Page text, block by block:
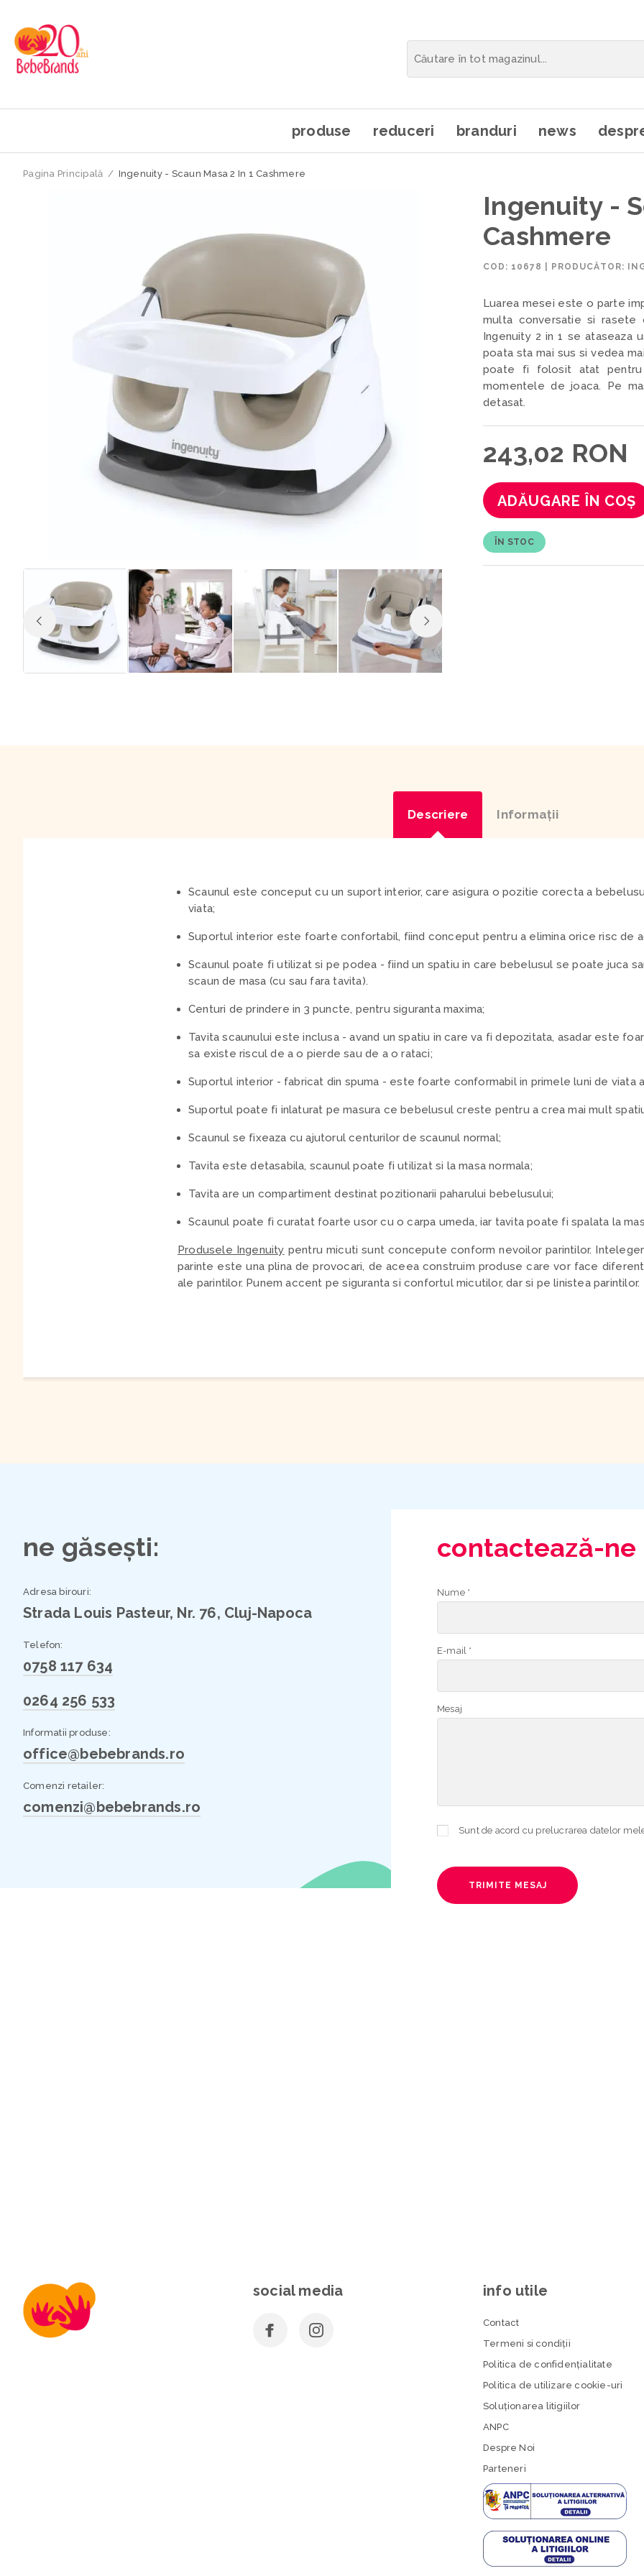
produse reduceri branduri news
Pagina Principală / Ingenuity - Scaun Masa 2 In 1 Cashmere
Ingenuity -
Cashmere
COD: 10678 PRODUCĂTOR:
Luarea mesei este o parte
multa conversatie si rasete
Ingenuity 2 in 1 se ataseaza
poata sta mai sus si vedea
poate fi folosit atat
momentele de joaca. Pe
detasat.
243,02 RON
ADĂUGARE ÎN COȘ
ÎN STOC
Descriere Informaţii
Scaunul este conceput cu un suport interior, care asigura o pozitie corecta a
viata;
Suportul interior este foarte confortabil, fiind conceput pentru a elimina orice risc de
Scaunul poate fi utilizat si pe podea - fiind un spatiu in care bebelusul se poate juca
scaun de masa (cu sau fara tavita).
Centuri de prindere in 3 puncte, pentru siguranta maxima;
Tavita scaunului este inclusa - avand un spatiu in care va fi depozitata, asadar este
sa existe riscul de a o pierde sau de a o rataci;
Suportul interior - fabricat din spuma - este foarte conformabil in primele luni de viata
Suportul poate fi inlaturat pe masura ce bebelusul creste pentru a crea mai mult
Scaunul se fixeaza cu ajutorul centurilor de scaunul normal;
Tavita este detasabila, scaunul poate fi utilizat si la masa normala;
Tavita are un compartiment destinat pozitionarii paharului bebelusului;
Scaunul poate fi curatat foarte usor cu o carpa umeda, iar tavita poate fi spalata la
Produsele Ingenuity pentru micuti sunt concepute conform nevoilor parintilor.
parinte este una plina de provocari, de aceea construim produse care vor face
ale parintilor. Punem accent pe siguranta si confortul micutilor, dar si pe linistea parintilor.
ne găsești:
Adresa birouri:
Strada Louis Pasteur, Nr. 76, Cluj-Napoca
Telefon:
0758 117 634
0264 256 533
Informatii produse:
office@bebebrands.ro
Comenzi retailer:
comenzi@bebebrands.ro
contactează-ne
Nume *
E-mail *
Mesaj
TRIMITE MESAJ
social media info utile
Contact
Termeni si condiţii
Politica de confidenţialitate
Politica de utilizare cookie-uri
Soluționarea litigiilor
ANPC
Despre Noi
Parteneri